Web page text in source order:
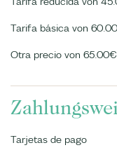
Tarifa básica von
Otra precio von 65.00€
Tarjetas de pago